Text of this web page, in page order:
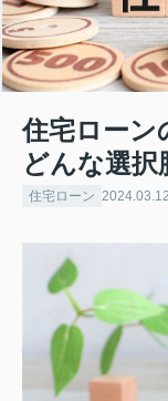
住宅ローン
どんな選択
住宅ローン 2024.03.12